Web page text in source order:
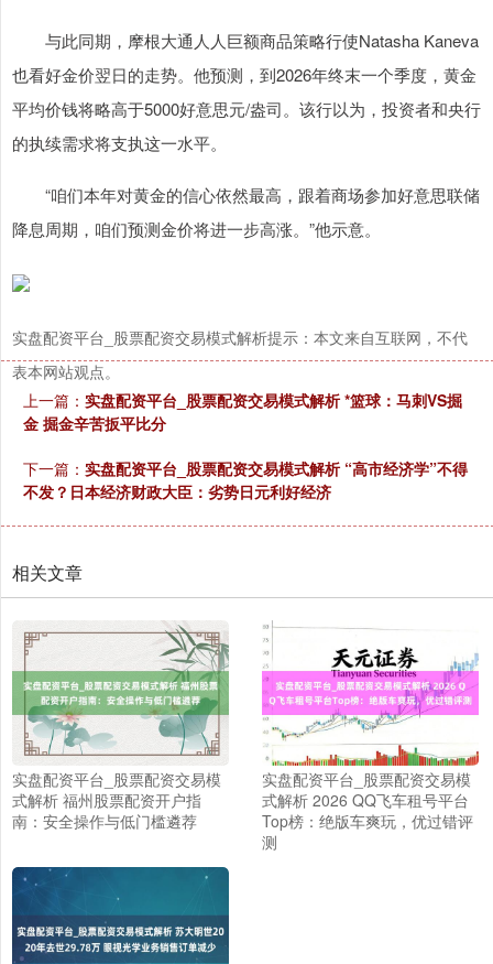
与此同期，摩根大通人人巨额商品策略行使Natasha Kaneva
也看好金价翌日的走势。他预测，到2026年终末一个季度，黄金
平均价钱将略高于5000好意思元/盎司。该行以为，投资者和央行
的执续需求将支执这一水平。
“咱们本年对黄金的信心依然最高，跟着商场参加好意思联储
降息周期，咱们预测金价将进一步高涨。”他示意。
实盘配资平台_股票配资交易模式解析提示：本文来自互联网，不代
表本网站观点。
上一篇： 实盘配资平台_股票配资交易模式解析 *篮球：马刺VS掘
金 掘金辛苦扳平比分
下一篇： 实盘配资平台_股票配资交易模式解析 “高市经济学”不得
不发？日本经济财政大臣：劣势日元利好经济
相关文章
实盘配资平台_股票配资交易模
式解析 福州股票配资开户指
南：安全操作与低门槛遴荐
实盘配资平台_股票配资交易模
式解析 2026 QQ飞车租号平台
Top榜：绝版车爽玩，优过错评
测